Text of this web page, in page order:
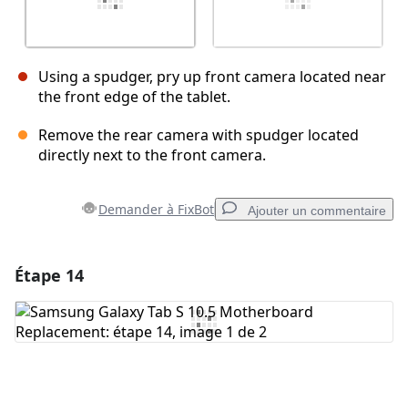
Using a spudger, pry up front camera located near
the front edge of the tablet.
Remove the rear camera with spudger located
directly next to the front camera.
Demander à FixBot Ajouter un commentaire
Ajouter un commentaire
Étape 14